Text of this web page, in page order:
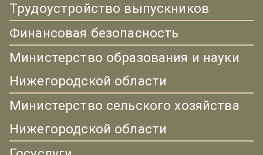
Трудоустройство выпускников
Финансовая безопасность
Министерство образования и науки
Нижегородской области
Министерство сельского хозяйства
Нижегородской области